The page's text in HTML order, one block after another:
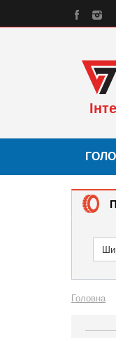
Головна